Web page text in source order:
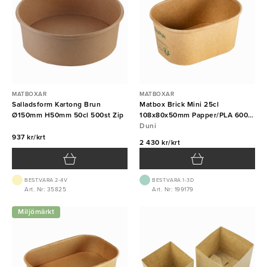
MATBOXAR
Salladsform Kartong Brun
Ø150mm H50mm 50cl 500st Zip
937 kr/krt
BEST.VARA 2-4V
Art. Nr: 35825
MATBOXAR
Matbox Brick Mini 25cl
108x80x50mm Papper/PLA 600st
DUNI
Duni
2 430 kr/krt
BEST.VARA 1-3D
Art. Nr: 199179
Miljömärkt